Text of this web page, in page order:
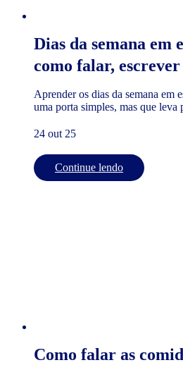
Dias da semana em
como falar,
Aprender os dias da semana em
uma porta simples, mas que leva
24 out 25
Continue lendo
Como falar as